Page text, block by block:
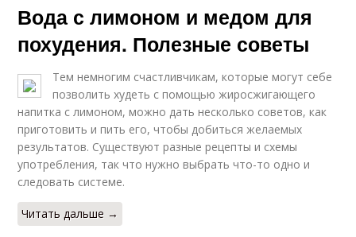
Воды с лимоном Вод с добавлением
Мед с лимоном Лимон с медом
Вода с лимоном и медом для
похудения. Полезные советы
Тем немногим счастливчикам, которые могут себе
позволить худеть с помощью жиросжигающего
напитка с лимоном, можно дать несколько советов, как
приготовить и пить его, чтобы добиться желаемых
результатов. Существуют разные рецепты и схемы
употребления, так что нужно выбрать что-то одно и
следовать системе.
Читать дальше →